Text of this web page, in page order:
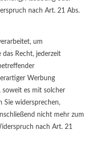
nach Art. 21 Abs.
um
das Recht, jederzeit
Werbung
soweit es mit solcher
Sie widersprechen,
nicht mehr zum
nach Art. 21